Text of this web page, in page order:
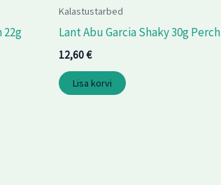
22g
Kalastustarbed
Lant Abu Garcia Shaky 30g Perch
12,60€
Lisa korvi